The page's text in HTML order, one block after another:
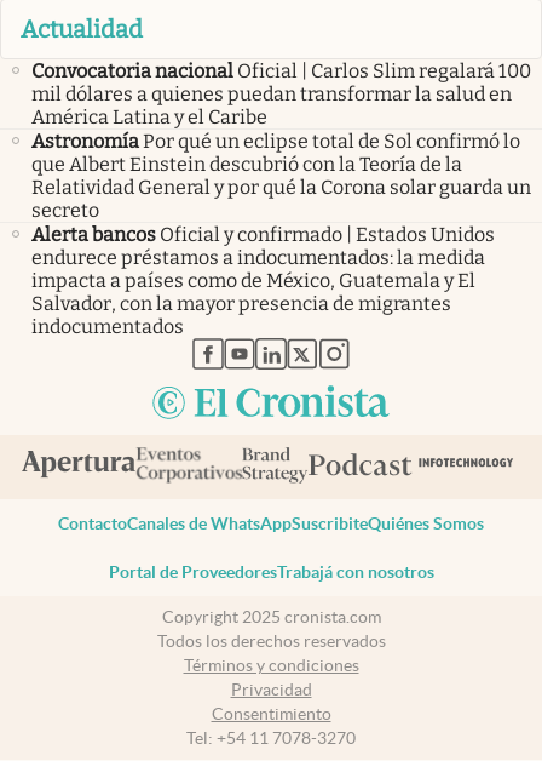
Actualidad
Convocatoria nacional Oficial | Carlos Slim regalará 100
mil dólares a quienes puedan transformar la salud en
América Latina y el Caribe
AstronomíaPor qué un eclipse total de Sol confirmó lo
que Albert Einstein descubrió con la Teoría de la
Relatividad General y por qué la Corona solar guarda un
secreto
Alerta bancos Oficial y confirmado | Estados Unidos
endurece préstamos a indocumentados: la medida
impacta a países como de México, Guatemala y El
Salvador, con la mayor presencia de migrantes
indocumentados
abre en nueva pestaña
abre en nueva pestaña
abre en nueva pestaña
abre en nueva pestaña
abre en nueva pestaña
ContactoCanales de WhatsAppSuscribiteQuiénes Somos
Portal de ProveedoresTrabajá con nosotros
Copyright 2025 cronista.com
Todos los derechos reservados
Términos y condiciones
Privacidad
Consentimiento
Tel: +54 11 7078-3270